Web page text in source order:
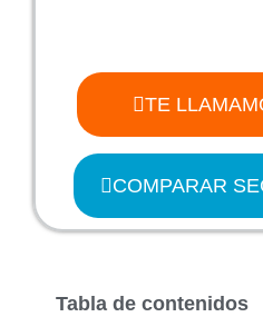
TE
COMPARAR
Tabla de contenidos